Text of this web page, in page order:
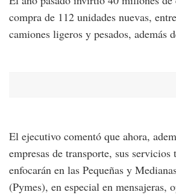
compra de 112 unidades nuevas,
camiones ligeros y pesados, además
El ejecutivo comentó que ahora,
empresas de transporte, sus servicios
enfocarán en las Pequeñas y
(Pymes), en especial en mensajeras,